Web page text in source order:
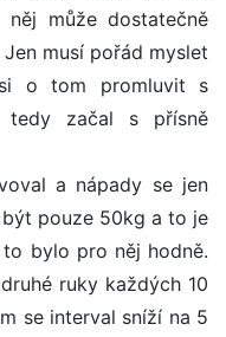
může dostatečně
musí pořád myslet
o tom promluvit s
tedy začal s přísně
a nápady se jen
být pouze 50kg a to je
bylo pro něj hodně.
ruky každých 10
se interval sníží na 5